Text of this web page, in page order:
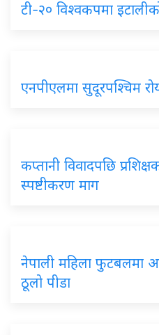
टी-२० विश्वकपमा
एनपीएलमा सुदूरपश्चिम
कप्तानी विवादपछि
स्पष्टीकरण माग
नेपाली महिला फुटबलमा
ठूलो पीडा